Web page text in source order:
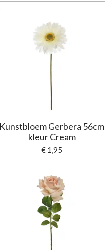
Kunstbloem Gerbera 56cm
kleur Cream
€ 1,95